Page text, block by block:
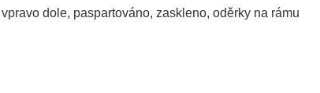
dole, paspartováno, zaskleno, oděrky na rámu